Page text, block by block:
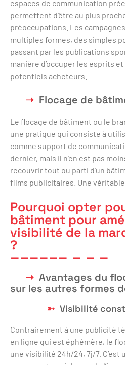
espaces de communication
permettent d’être au plus
préoccupations. Les
multiples formes, des simples
passant par les publications
manière d’occuper les esprits
potentiels acheteurs.
Flocage de
Le flocage de bâtiment ou le
une pratique qui consiste à
comme support de
dernier, mais il n’en est pas
recouvrir tout ou parti d’un
films publicitaires. Une
Pourquoi opter
bâtiment pour
visibilité de la
?
Avantages du
sur les autres formes
Visibilité
Contrairement à une publicité
en ligne qui est éphémère, le
une visibilité 24h/24, 7j/7. C’est